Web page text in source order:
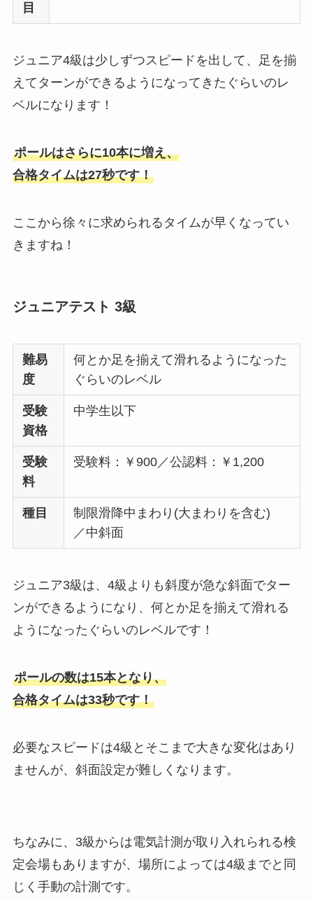
目
ジュニア4級は少しずつスピードを出して、足を揃
えてターンができるようになってきたぐらいのレ
ベルになります！
ポールはさらに10本に増え、
合格タイムは27秒です！
ここから徐々に求められるタイムが早くなってい
きますね！
ジュニアテスト 3級
難易
度
何とか足を揃えて滑れるようになった
ぐらいのレベル
受験
資格
中学生以下
受験
料
受験料：￥900／公認料：￥1,200
種目
制限滑降中まわり(大まわりを含む)
／中斜面
ジュニア3級は、4級よりも斜度が急な斜面でター
ンができるようになり、何とか足を揃えて滑れる
ようになったぐらいのレベルです！
ポールの数は15本となり、
合格タイムは33秒です！
必要なスピードは4級とそこまで大きな変化はあり
ませんが、斜面設定が難しくなります。
ちなみに、3級からは電気計測が取り入れられる検
定会場もありますが、場所によっては4級までと同
じく手動の計測です。